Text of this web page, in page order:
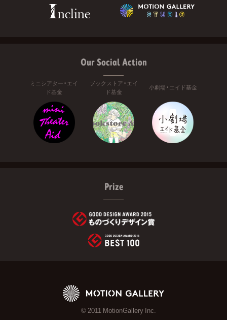
Our Social Action
ミニシアター・エイ
ド基金
ブックストア・エイ
ド基金
小劇場・エイド基金
Prize
© 2011 MotionGallery Inc.